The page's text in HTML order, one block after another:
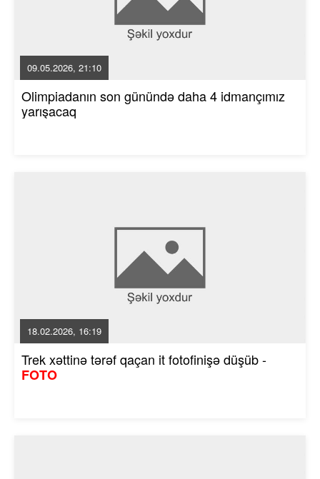
09.05.2026, 21:10
Olimpiadanın son günündə daha 4 idmançımız
yarışacaq
18.02.2026, 16:19
Trek xəttinə tərəf qaçan it fotofinişə düşüb -
FOTO